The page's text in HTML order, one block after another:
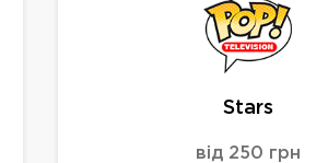
Stars
від 250 грн